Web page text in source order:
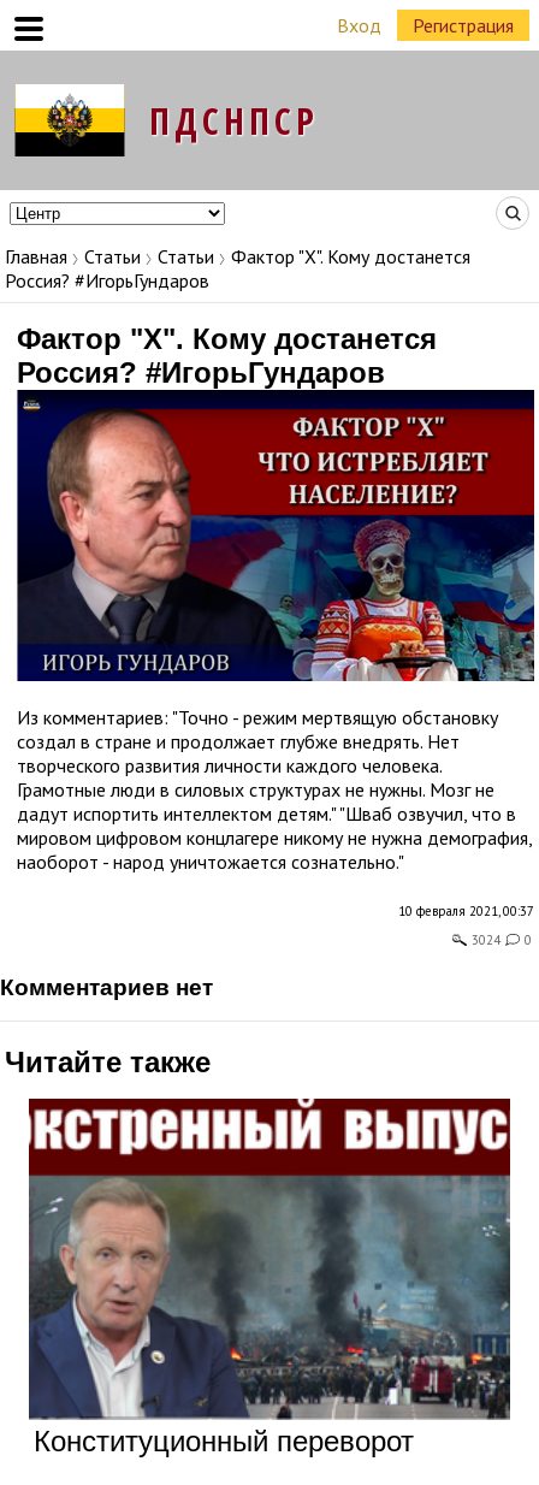
Вход Регистрация
Главная Статьи Статьи
Фактор "Х". Кому достанется
Россия? #ИгорьГундаров
Фактор "Х". Кому достанется
Россия? #ИгорьГундаров
Из комментариев: "Точно - режим мертвящую обстановку
создал в стране и продолжает глубже внедрять. Нет
творческого развития личности каждого человека.
Грамотные люди в силовых структурах не нужны. Мозг не
дадут испортить интеллектом детям." "Шваб озвучил, что в
мировом цифровом концлагере никому не нужна демография,
наоборот - народ уничтожается сознательно."
10 февраля 2021, 00:37
3024
0
комментариев нет
Читайте также
Конституционный переворот